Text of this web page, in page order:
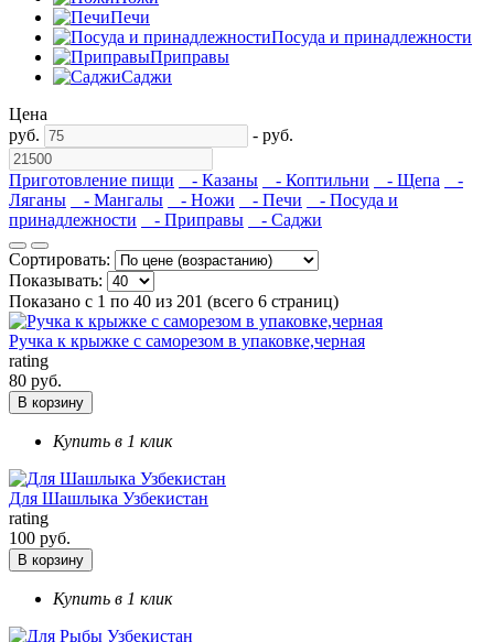
Печи
Посуда и принадлежности
Приправы
Саджи
Цена
руб.
- руб.
Приготовление пищи - Казаны - Коптильни - Щепа
-
Ляганы
- Мангалы - Ножи - Печи
- Посуда и
принадлежности
- Приправы - Саджи
Сортировать:
Показывать:
Показано с 1 по 40 из 201 (всего 6 страниц)
Ручка к крыжке с саморезом в упаковке,черная
rating
80 руб.
В корзину
Купить в 1 клик
Для Шашлыка Узбекистан
rating
100 руб.
В корзину
Купить в 1 клик